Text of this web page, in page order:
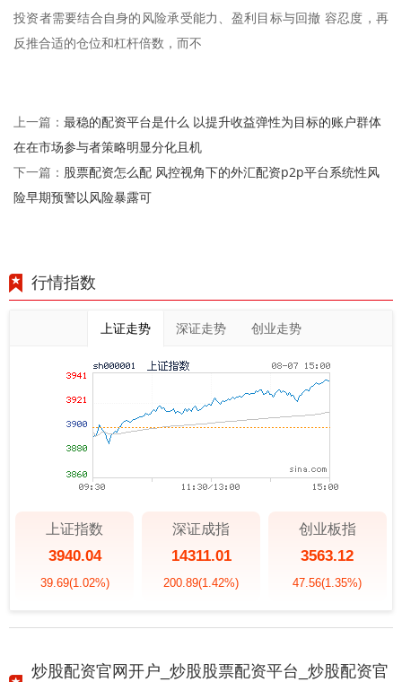
投资者需要结合自身的风险承受能力、盈利目标与回撤 容忍度，再
反推合适的仓位和杠杆倍数，而不
上一篇： 最稳的配资平台是什么 以提升收益弹性为目标的账户群体
在在市场参与者策略明显分化且机
下一篇： 股票配资怎么配 风控视角下的外汇配资p2p平台系统性风
险早期预警以风险暴露可
行情指数
上证走势 深证走势 创业走势
上证指数
3940.04
39.69(1.02%)
深证成指
14311.01
200.89(1.42%)
创业板指
3563.12
47.56(1.35%)
炒股配资官网开户_炒股股票配资平台_炒股配资官